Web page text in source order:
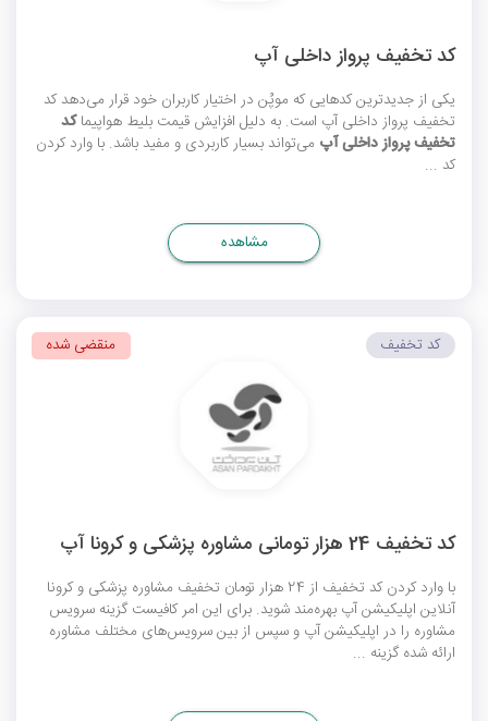
کد تخفیف پرواز داخلی آپ
یکی از جدیدترین کدهایی که موپُن در اختیار کاربران خود قرار می‌دهد کد
تخفیف پرواز داخلی آپ است. به دلیل افزایش قیمت بلیط هواپیماکد
تخفیف پرواز داخلی آپ می‌تواند بسیار کاربردی و مفید باشد. با وارد کردن
کد ...
مشاهده
کد تخفیف 24 هزار تومانی مشاوره پزشکی و کرونا آپ
با وارد کردن کد تخفیف از 24 هزار تومان تخفیف مشاوره پزشکی و کرونا
آنلاین اپلیکیشن آپ بهره‌مند شوید. برای این امر کافیست گزینه سرویس
مشاوره را در اپلیکیشن آپ و سپس از بین سرویس‌های مختلف مشاوره
ارائه شده گزینه ...
کد تخفیف منقضی شده